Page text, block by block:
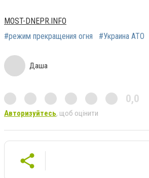
MOST-DNEPR.INFO
#режим прекращения огня
#Украина АТО
Даша
0,0
Авторизуйтесь, щоб оцінити